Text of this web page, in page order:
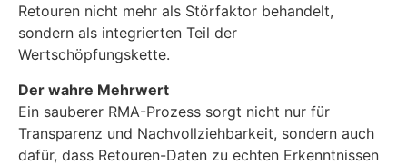
Retouren nicht mehr als Störfaktor behandelt,
sondern als integrierten Teil der
Wertschöpfungskette.
Der wahre Mehrwert
Ein sauberer RMA-Prozess sorgt nicht nur für
Transparenz und Nachvollziehbarkeit, sondern auch
dafür, dass Retouren-Daten zu echten Erkenntnissen